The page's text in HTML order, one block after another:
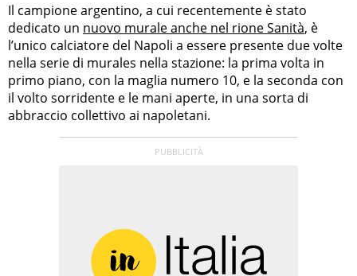
Il campione argentino, a cui recentemente è stato
dedicato un nuovo murale anche nel rione Sanità, è
l’unico calciatore del Napoli a essere presente due volte
nella serie di murales nella stazione: la prima volta in
primo piano, con la maglia numero 10, e la seconda con
il volto sorridente e le mani aperte, in una sorta di
abbraccio collettivo ai napoletani.